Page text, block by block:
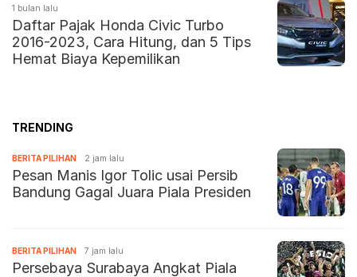
1 bulan lalu
Daftar Pajak Honda Civic Turbo
2016-2023, Cara Hitung, dan 5 Tips
Hemat Biaya Kepemilikan
TRENDING
BERITA PILIHAN 2 jam lalu
Pesan Manis Igor Tolic usai Persib
Bandung Gagal Juara Piala Presiden
BERITA PILIHAN 7 jam lalu
Persebaya Surabaya Angkat Piala